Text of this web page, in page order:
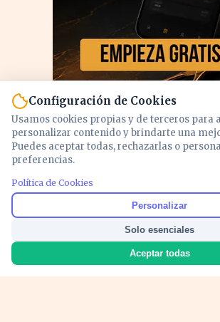
Configuración de Cookies
Usamos cookies propias y de terceros para
personalizar contenido y brindarte una
Puedes aceptar todas, rechazarlas o
preferencias.
Política de Cookies
Personalizar
Solo esenciales
Aceptar todas